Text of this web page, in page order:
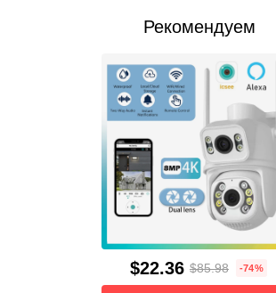
Рекомендуем
$22.36 $85.98 -74%